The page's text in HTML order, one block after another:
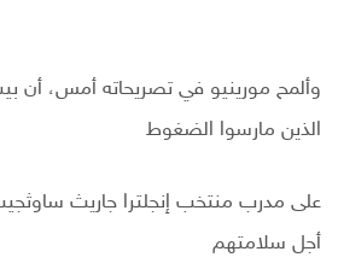
وألمح مورينيو في تصريحاته أمس، أن
الذين مارسوا الضغوط
على مدرب منتخب إنجلترا جاريث
أجل سلامتهم